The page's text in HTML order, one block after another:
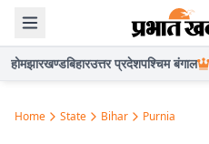
होमझारखण्डबिहारउत्तर प्रदेशपश्चिम बंगाल
Home State Bihar Purnia